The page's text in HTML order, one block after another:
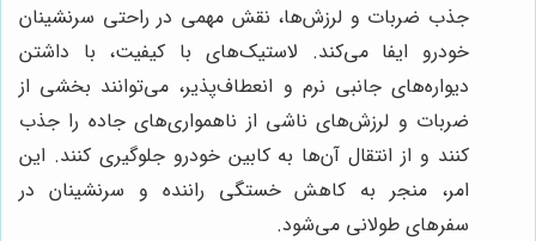
جذب ضربات و لرزش‌ها، نقش مهمی در راحتی سرنشینان
خودرو ایفا می‌کند. لاستیک‌های با کیفیت، با داشتن
دیواره‌های جانبی نرم و انعطاف‌پذیر، می‌توانند بخشی از
ضربات و لرزش‌های ناشی از ناهمواری‌های جاده را جذب
کنند و از انتقال آن‌ها به کابین خودرو جلوگیری کنند. این
امر، منجر به کاهش خستگی راننده و سرنشینان در
سفرهای طولانی می‌شود.